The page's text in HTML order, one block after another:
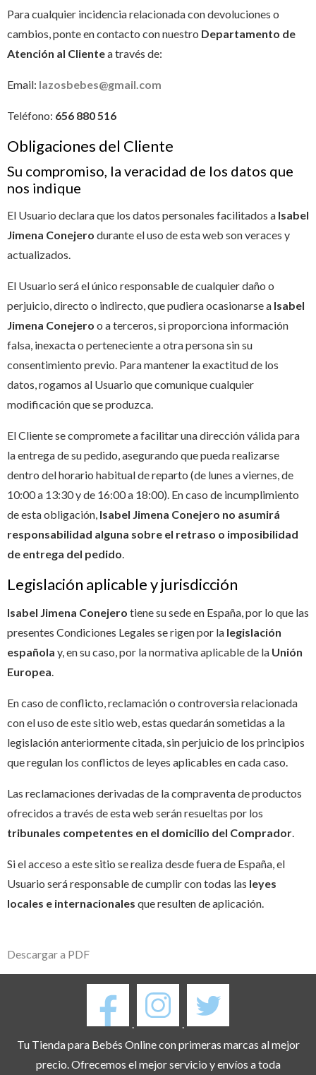
Para cualquier incidencia relacionada con devoluciones o
cambios, ponte en contacto con nuestro Departamento de
Atención al Clientea través de:
Email: lazosbebes@gmail.com
Teléfono: 656 880 516
Obligaciones del Cliente
Su compromiso, la veracidad de los datos que
nos indique
El Usuario declara que los datos personales facilitados a Isabel
Jimena Conejero durante el uso de esta web son veraces y
actualizados.
El Usuario será el único responsable de cualquier daño o
perjuicio, directo o indirecto, que pudiera ocasionarse a Isabel
Jimena Conejero o a terceros, si proporciona información
falsa, inexacta o perteneciente a otra persona sin su
consentimiento previo. Para mantener la exactitud de los
datos, rogamos al Usuario que comunique cualquier
modificación que se produzca.
El Cliente se compromete a facilitar una dirección válida para
la entrega de su pedido, asegurando que pueda realizarse
dentro del horario habitual de reparto (de lunes a viernes, de
10:00 a 13:30 y de 16:00 a 18:00). En caso de incumplimiento
de esta obligación, Isabel Jimena Conejero no asumirá
responsabilidad alguna sobre el retraso o imposibilidad
de entrega del pedido.
Legislación aplicable y jurisdicción
Isabel Jimena Conejero tiene su sede en España, por lo que las
presentes Condiciones Legales se rigen por la legislación
española y, en su caso, por la normativa aplicable de la Unión
Europea.
En caso de conflicto, reclamación o controversia relacionada
con el uso de este sitio web, estas quedarán sometidas a la
legislación anteriormente citada, sin perjuicio de los principios
que regulan los conflictos de leyes aplicables en cada caso.
Las reclamaciones derivadas de la compraventa de productos
ofrecidos a través de esta web serán resueltas por los
tribunales competentes en el domicilio del Comprador.
Si el acceso a este sitio se realiza desde fuera de España, el
Usuario será responsable de cumplir con todas las leyes
locales e internacionales que resulten de aplicación.
Descargar a PDF
.
.
Tu Tienda para Bebés Online con primeras marcas al mejor
precio. Ofrecemos el mejor servicio y envíos a toda